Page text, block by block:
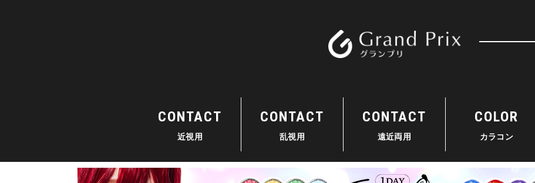
CONTACT
近視用
CONTACT
乱視用
CONTACT
遠近両用
COLOR
カラコン